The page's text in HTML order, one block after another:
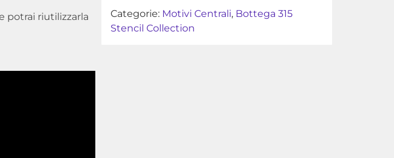
Categorie: Motivi Centrali, Bottega 315
Stencil Collection
potrai riutilizzarla